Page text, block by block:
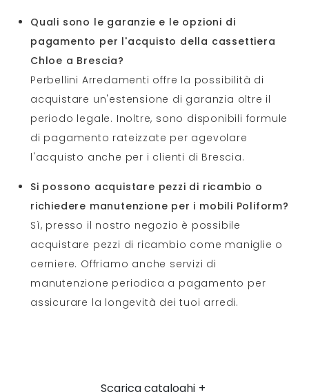
Quali sono le garanzie e le opzioni di
pagamento per l'acquisto della cassettiera
Chloe a Brescia?
Perbellini Arredamenti offre la possibilità di
acquistare un'estensione di garanzia oltre il
periodo legale. Inoltre, sono disponibili formule
di pagamento rateizzate per agevolare
l'acquisto anche per i clienti di Brescia.
Si possono acquistare pezzi di ricambio o
richiedere manutenzione per i mobili Poliform?
Sì, presso il nostro negozio è possibile
acquistare pezzi di ricambio come maniglie o
cerniere. Offriamo anche servizi di
manutenzione periodica a pagamento per
assicurare la longevità dei tuoi arredi.
Scarica cataloghi